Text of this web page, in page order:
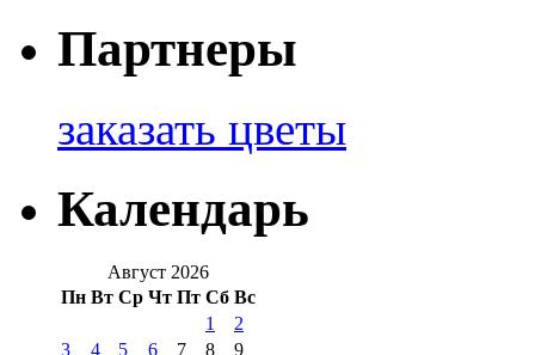
Партнеры
заказать цветы
Календарь
Август 2026
Пн Вт Ср Чт Пт Сб Вс
1
2
3
4 5 6 7 8
9